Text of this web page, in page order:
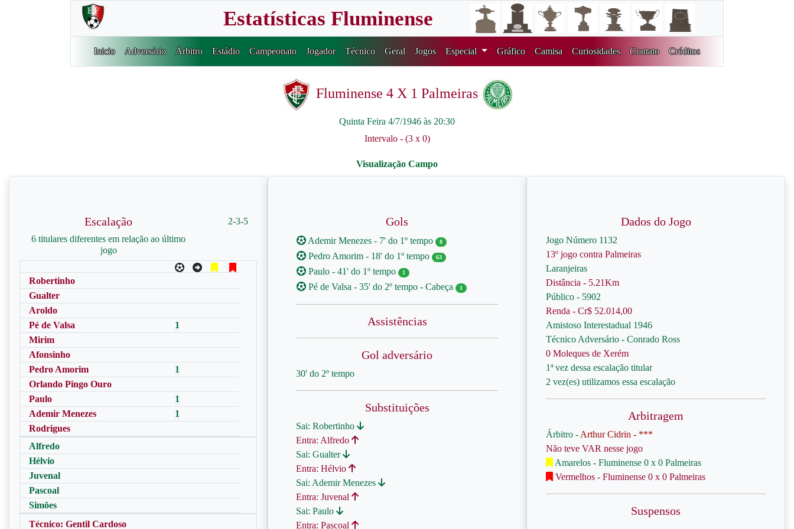
Estatísticas Fluminense
Inicio Adversário Árbitro Estádio Campeonato Jogador Técnico Geral Jogos Especial Gráfico Camisa Curiosidades Contato Créditos
Fluminense 4 X 1 Palmeiras
Quinta Feira 4/7/1946 às 20:30
Intervalo - (3 x 0)
Escalação
6 titulares diferentes em relação ao último
jogo
2-3-5
Robertinho
Gualter
Aroldo
Pé de Valsa
1
Mirim
Afonsinho
Pedro Amorim
1
Orlando Pingo Ouro
Paulo
1
Ademir Menezes
1
Rodrigues
Alfredo
Hélvio
Juvenal
Pascoal
Simões
Técnico: Gentil Cardoso
Gols
Ademir Menezes - 7' do 1º tempo 8
Pedro Amorim - 18' do 1º tempo 63
Paulo - 41' do 1º tempo 1
Pé de Valsa - 35' do 2º tempo - Cabeça 1
Assistências
Gol adversário
30' do 2º tempo
Substituições
Sai: Robertinho
Entra: Alfredo
Sai: Gualter
Entra: Hélvio
Sai: Ademir Menezes
Entra: Juvenal
Sai: Paulo
Entra: Pascoal
Dados do Jogo
Jogo Número 1132
13º jogo contra Palmeiras
Laranjeiras
Distância - 5.21Km
Público - 5902
Renda - Cr$ 52.014,00
Amistoso Interestadual 1946
Técnico Adversário - Conrado Ross
0 Moleques de Xerém
1ª vez dessa escalação titular
2 vez(es) utilizamos essa escalação
Arbitragem
Árbitro - Arthur Cidrin - ***
Não teve VAR nesse jogo
Amarelos - Fluminense 0 x 0 Palmeiras
Vermelhos - Fluminense 0 x 0 Palmeiras
Suspensos